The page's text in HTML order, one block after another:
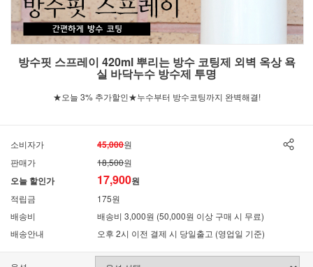
방수핏 스프레이 420ml 뿌리는 방수 코팅제 외벽 옥상 욕
실 바닥누수 방수제 투명
★오늘 3% 추가할인★누수부터 방수코팅까지 완벽해결!
소비자가 45,000원
판매가
18,500원
오늘 할인가 17,900원
적립금
175원
배송비
배송비 3,000원 (50,000원 이상 구매 시 무료)
배송안내
오후 2시 이전 결제 시 당일출고 (영업일 기준)